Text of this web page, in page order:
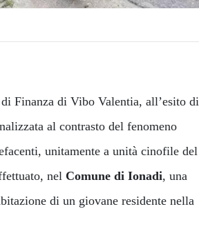
Finanza di Vibo Valentia, all’esito di
al contrasto del fenomeno
unitamente a unità cinofile del
nel Comune di Ionadi, una
di un giovane residente nella